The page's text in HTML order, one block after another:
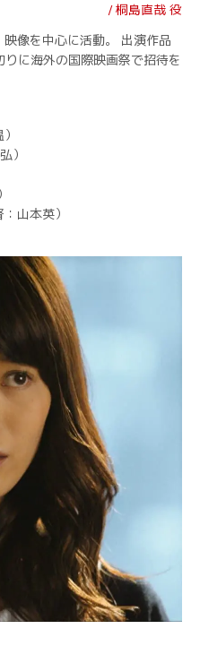
/ 桐島直哉 役
像を中心に活動。 出演作品
りに海外の国際映画祭で招待を
）
山本英）